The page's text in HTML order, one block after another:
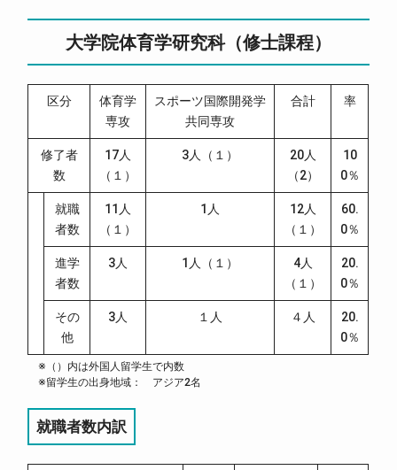
大学院体育学研究科（修士課程）
区分
体育学
専攻
スポーツ国際開発学
共同専攻
合計 率
修了者
数
17人
（１）
3人（１）
20人
（2）
10
0％
就職
者数
11人
（１）
1人
12人
（１）
60.
0％
進学
者数
3人 1人（１）
4人
（１）
20.
0％
その
他
3人 １人 ４人
20.
0％
※（）内は外国人留学生で内数
※留学生の出身地域： アジア2名
就職者数内訳